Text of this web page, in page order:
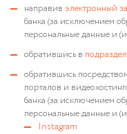
направив электронный
банка (за исключением
персональные данные и
обратившись в
обратившись
порталов и
банка (за исключением
персональные данные и
Instagram